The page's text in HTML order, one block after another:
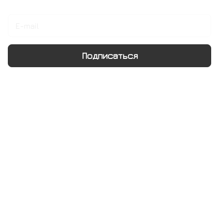
Подписаться